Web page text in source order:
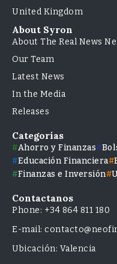
United Kingdom
About Syron
About The Real News
Our Team
Latest News
In the Media
Releases
Categorías
Ahorro y Finanzas
Educación Financiera
Finanzas e Inversión
Contactanos
Phone: +34 864 811 180
E-mail:
Ubicación: Valencia